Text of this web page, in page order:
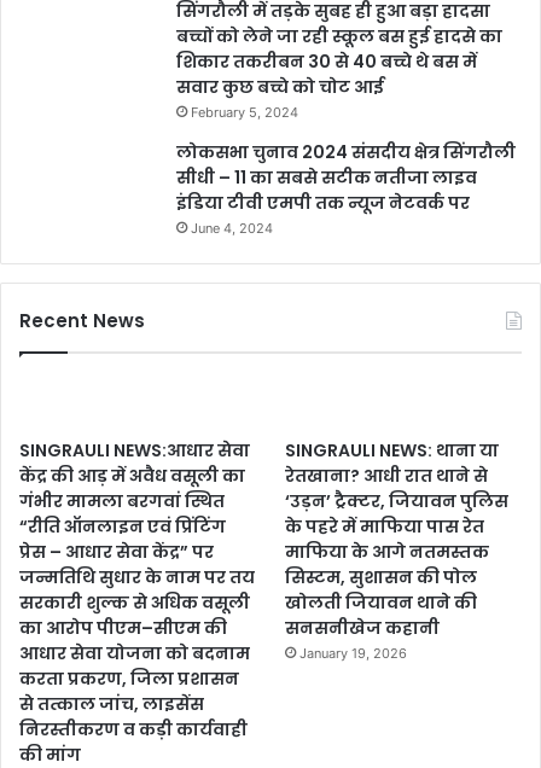
सिंगरौली में तड़के सुबह ही हुआ बड़ा हादसा
बच्चों को लेने जा रही स्कूल बस हुई हादसे का
शिकार तकरीबन 30 से 40 बच्चे थे बस में
सवार कुछ बच्चे को चोट आई
February 5, 2024
लोकसभा चुनाव 2024 संसदीय क्षेत्र सिंगरौली
सीधी – 11 का सबसे सटीक नतीजा लाइव
इंडिया टीवी एमपी तक न्यूज नेटवर्क पर
June 4, 2024
Recent News
SINGRAULI NEWS:आधार सेवा
केंद्र की आड़ में अवैध वसूली का
गंभीर मामला बरगवां स्थित
“रीति ऑनलाइन एवं प्रिंटिंग
प्रेस – आधार सेवा केंद्र” पर
जन्मतिथि सुधार के नाम पर तय
सरकारी शुल्क से अधिक वसूली
का आरोप पीएम–सीएम की
आधार सेवा योजना को बदनाम
करता प्रकरण, जिला प्रशासन
से तत्काल जांच, लाइसेंस
निरस्तीकरण व कड़ी कार्यवाही
की मांग
SINGRAULI NEWS: थाना या
रेतखाना? आधी रात थाने से
‘उड़न’ ट्रैक्टर, जियावन पुलिस
के पहरे में माफिया पास रेत
माफिया के आगे नतमस्तक
सिस्टम, सुशासन की पोल
खोलती जियावन थाने की
सनसनीखेज कहानी
January 19, 2026